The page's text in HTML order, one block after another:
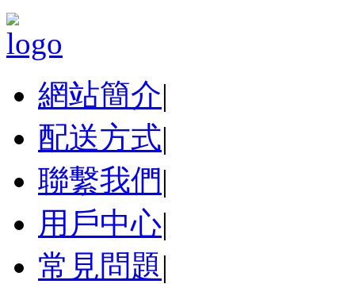
網站簡介|
配送方式|
聯繫我們|
用戶中心|
常見問題|